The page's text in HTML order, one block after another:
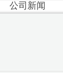
公司新闻